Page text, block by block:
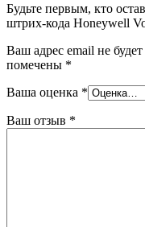
Будьте первым, кто
штрих-кода Honeywell
Ваш адрес email не
помечены *
Ваша оценка *
Ваш отзыв *